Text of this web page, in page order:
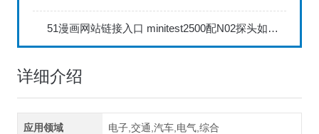
51漫画网站链接入口 minitest2500配N02探头如何两点校准？
详细介绍
应用领域 电子,交通,汽车,电气,综合